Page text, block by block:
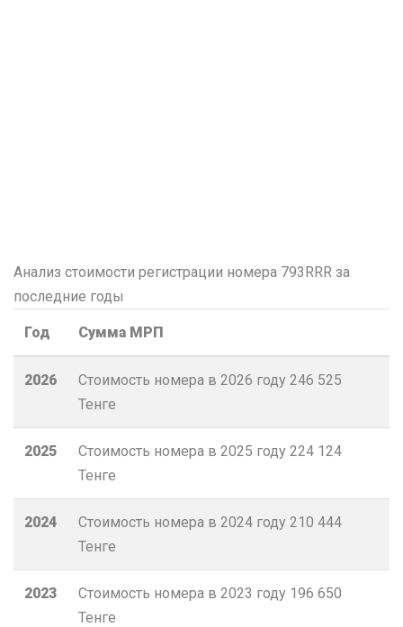
Анализ стоимости регистрации номера 793RRR за
последние годы
Год Сумма МРП
2026 Стоимость номера в 2026 году 246 525
Тенге
2025 Стоимость номера в 2025 году 224 124
Тенге
2024 Стоимость номера в 2024 году 210 444
Тенге
2023 Стоимость номера в 2023 году 196 650
Тенге